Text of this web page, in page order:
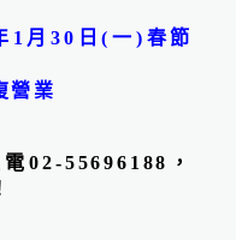
1月30日(一)春節
營業
電02-55696188，